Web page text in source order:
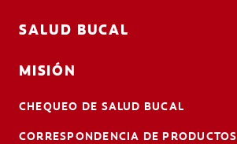
SALUD BUCAL
MISIÓN
CHEQUEO DE SALUD BUCAL
CORRESPONDENCIA DE PRODUCTOS